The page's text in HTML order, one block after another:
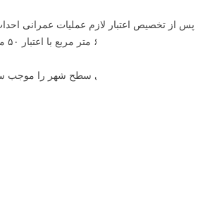
از تخصیص اعتبار لازم عملیات عمرانی
محورهای مواصلاتی سطح شهر را موجب